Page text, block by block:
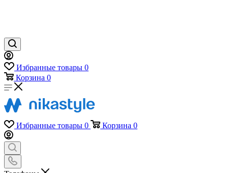
Избранные товары 0
Корзина 0
Избранные товары 0 Корзина 0